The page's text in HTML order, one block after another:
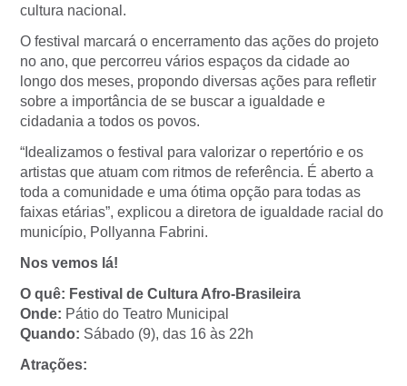
cultura nacional.
O festival marcará o encerramento das ações do projeto
no ano, que percorreu vários espaços da cidade ao
longo dos meses, propondo diversas ações para refletir
sobre a importância de se buscar a igualdade e
cidadania a todos os povos.
“Idealizamos o festival para valorizar o repertório e os
artistas que atuam com ritmos de referência. É aberto a
toda a comunidade e uma ótima opção para todas as
faixas etárias”, explicou a diretora de igualdade racial do
município, Pollyanna Fabrini.
Nos vemos lá!
O quê: Festival de Cultura Afro-Brasileira
Onde: Pátio do Teatro Municipal
Quando: Sábado (9), das 16 às 22h
Atrações: